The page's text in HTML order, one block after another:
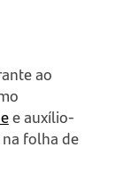
ao
e auxílio-
folha de